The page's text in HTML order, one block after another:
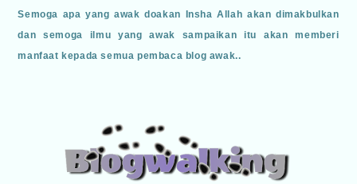
Semoga apa yang awak doakan Insha Allah akan dimakbulkan
dan semoga ilmu yang awak sampaikan itu akan memberi
manfaat kepada semua pembaca blog awak..